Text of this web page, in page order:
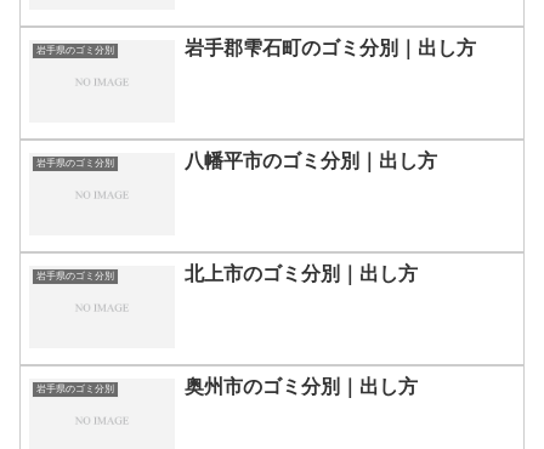
岩手県のゴミ分別 岩手郡雫石町のゴミ分別｜出し方
岩手県のゴミ分別 八幡平市のゴミ分別｜出し方
岩手県のゴミ分別 北上市のゴミ分別｜出し方
岩手県のゴミ分別 奥州市のゴミ分別｜出し方